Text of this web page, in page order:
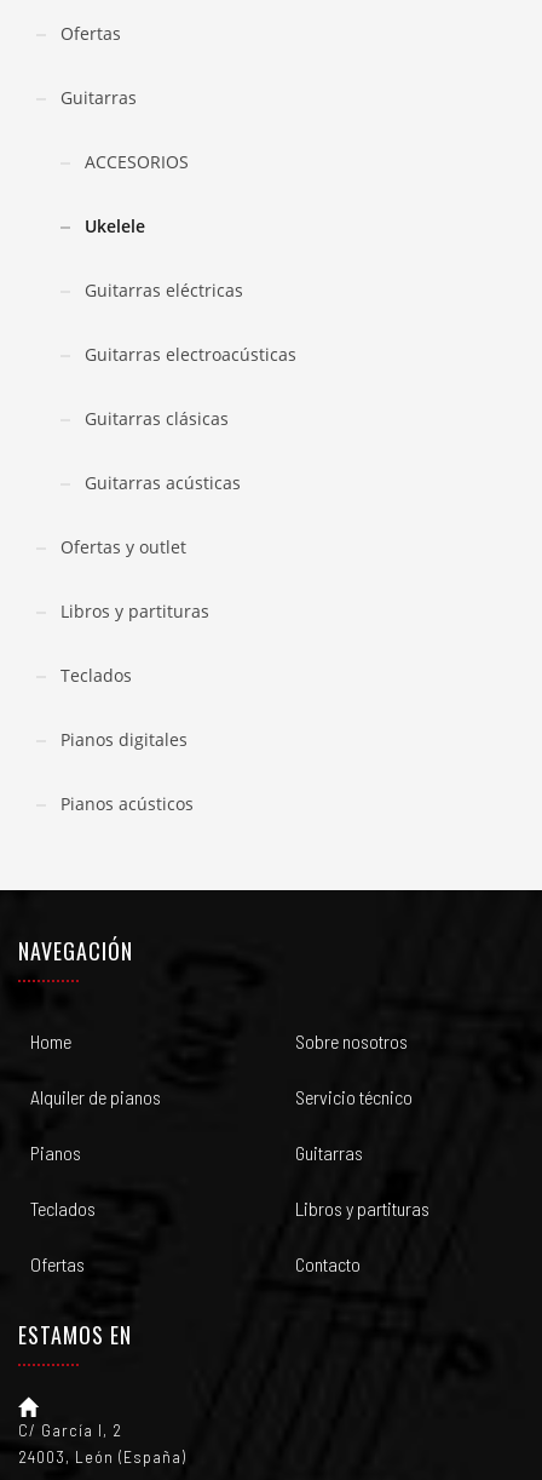
Ofertas
Guitarras
ACCESORIOS
Ukelele
Guitarras eléctricas
Guitarras electroacústicas
Guitarras clásicas
Guitarras acústicas
Ofertas y outlet
Libros y partituras
Teclados
Pianos digitales
Pianos acústicos
NAVEGACIÓN
Home Sobre nosotros
Alquiler de pianos Servicio técnico
Pianos Guitarras
Teclados Libros y partituras
Ofertas Contacto
ESTAMOS EN
C/ García I, 2
24003, León (España)